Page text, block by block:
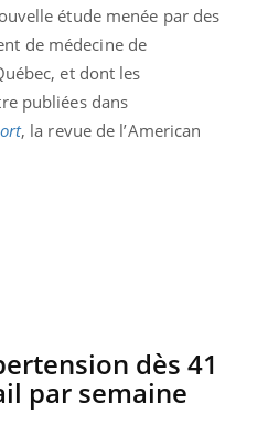
étude menée par des
de médecine de
et dont les
publiées dans
, la revue de l’American
dès 41
par semaine